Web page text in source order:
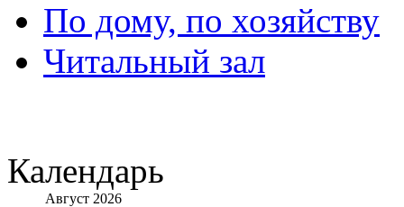
По дому, по хозяйству
Читальный зал
Календарь
Август 2026